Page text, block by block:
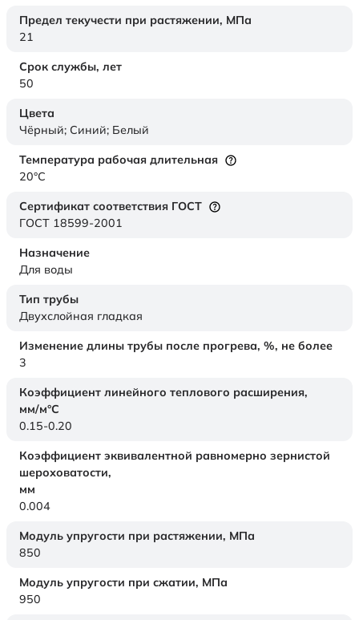
Предел текучести при растяжении, МПа
21
Срок службы, лет
50
Цвета
Чёрный; Синий; Белый
Температура рабочая длительная
20°C
Сертификат соответствия ГОСТ
ГОСТ 18599-2001
Назначение
Для воды
Тип трубы
Двухслойная гладкая
Изменение длины трубы после прогрева, %, не более
3
Коэффициент линейного теплового расширения,
мм/м°С
0.15-0.20
Коэффициент эквивалентной равномерно зернистой
шероховатости,
мм
0.004
Модуль упругости при растяжении, МПа
850
Модуль упругости при сжатии, МПа
950